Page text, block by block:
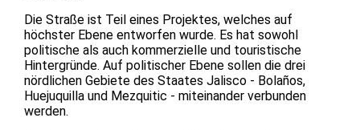
Die Straße ist Teil eines Projektes, welches auf
höchster Ebene entworfen wurde. Es hat sowohl
politische als auch kommerzielle und touristische
Hintergründe. Auf politischer Ebene sollen die drei
nördlichen Gebiete des Staates Jalisco - Bolaños,
Huejuquilla und Mezquitic - miteinander verbunden
werden.